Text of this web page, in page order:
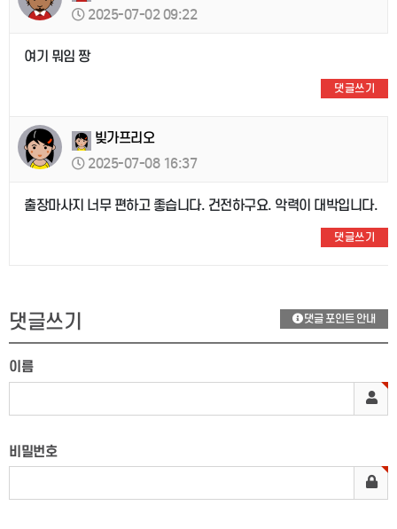
2025-07-02 09:22
여기 뭐임 짱
댓글쓰기
빚가프리오
2025-07-08 16:37
출장마사지 너무 편하고 좋습니다. 건전하구요. 악력이 대박입니다.
댓글쓰기
댓글쓰기 댓글 포인트 안내
이름
비밀번호